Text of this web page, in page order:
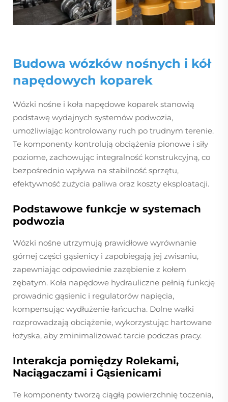
Budowa wózków nośnych i kół
napędowych koparek
Wózki nośne i koła napędowe koparek stanowią
podstawę wydajnych systemów podwozia,
umożliwiając kontrolowany ruch po trudnym terenie.
Te komponenty kontrolują obciążenia pionowe i siły
poziome, zachowując integralność konstrukcyjną, co
bezpośrednio wpływa na stabilność sprzętu,
efektywność zużycia paliwa oraz koszty eksploatacji.
Podstawowe funkcje w systemach
podwozia
Wózki nośne utrzymują prawidłowe wyrównanie
górnej części gąsienicy i zapobiegają jej zwisaniu,
zapewniając odpowiednie zazębienie z kołem
zębatym. Koła napędowe hydrauliczne pełnią funkcję
prowadnic gąsienic i regulatorów napięcia,
kompensując wydłużenie łańcucha. Dolne wałki
rozprowadzają obciążenie, wykorzystując hartowane
łożyska, aby zminimalizować tarcie podczas pracy.
Interakcja pomiędzy Rolekami,
Naciągaczami i Gąsienicami
Te komponenty tworzą ciągłą powierzchnię toczenia,